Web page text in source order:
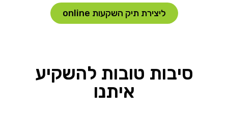
ליצירת תיק השקעות online
סיבות טובות להשקיע
איתנו